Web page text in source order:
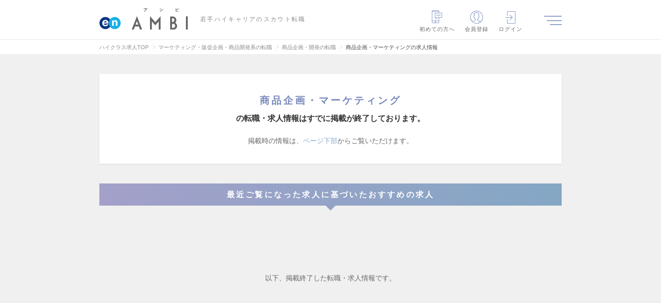
若手ハイキャリアのスカウト転職
初めての方へ
会員登録 ログイン
ハイクラス求人TOP マーケティング・販促企画・商品開発系の転職 商品企画・開発の転職 商品企画・マーケティングの求人情報
商品企画・マーケティング
の転職・求人情報はすでに掲載が終了しております。
掲載時の情報は、 ページ下部からご覧いただけます。
最近ご覧になった求人に基づいたおすすめの求人
以下、掲載終了した転職・求人情報です。